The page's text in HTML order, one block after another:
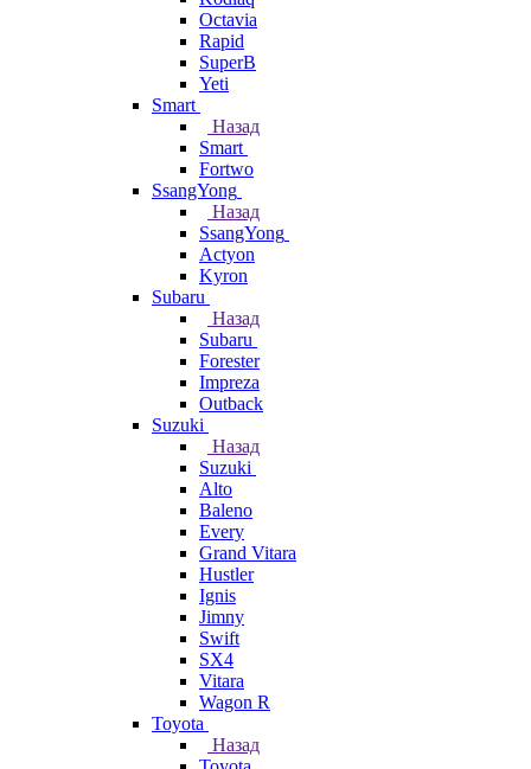
Octavia
Rapid
SuperB
Yeti
Smart
Назад
Smart
Fortwo
SsangYong
Назад
SsangYong
Actyon
Kyron
Subaru
Назад
Subaru
Forester
Impreza
Outback
Suzuki
Назад
Suzuki
Alto
Baleno
Every
Grand Vitara
Hustler
Ignis
Jimny
Swift
SX4
Vitara
Wagon R
Toyota
Назад